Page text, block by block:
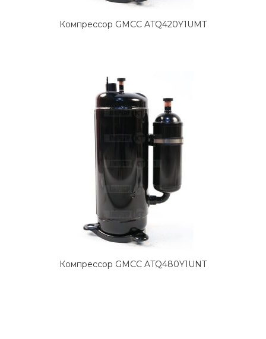
Компрессор GMCC ATQ420Y1UMT
Компрессор GMCC ATQ480Y1UNT